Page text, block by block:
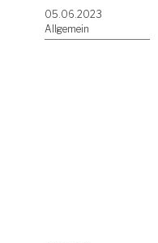
Veröffentlicht
am
05.06.2023
Allgemein